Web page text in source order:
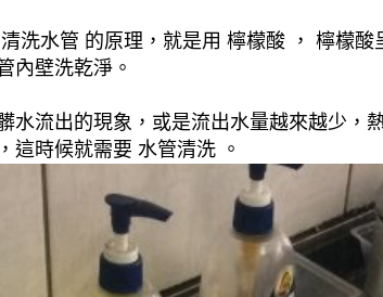
洗水管 的原理，就是用 檸檬酸 ， 檸檬
內壁洗乾淨。
流出的現象，或是流出水量越來越少
這時候就需要 水管清洗 。